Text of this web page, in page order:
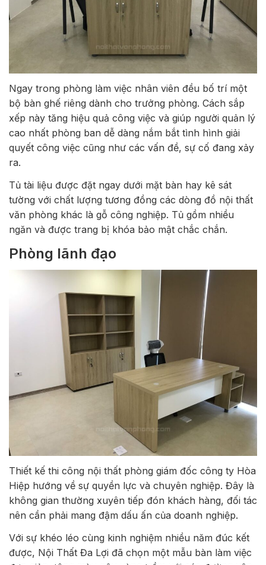
Ngay trong phòng làm việc nhân viên đều bố trí một
bộ bàn ghế riêng dành cho trưởng phòng. Cách sắp
xếp này tăng hiệu quả công việc và giúp người quản lý
cao nhất phòng ban dễ dàng nắm bắt tình hình giải
quyết công việc cũng như các vấn đề, sự cố đang xảy
ra.
Tủ tài liệu được đặt ngay dưới mặt bàn hay kê sát
tường với chất lượng tương đồng các dòng đồ nội thất
văn phòng khác là gỗ công nghiệp. Tủ gồm nhiều
ngăn và được trang bị khóa bảo mật chắc chắn.
Phòng lãnh đạo
Thiết kế thi công nội thất phòng giám đốc công ty Hòa
Hiệp hướng về sự quyền lực và chuyên nghiệp. Đây là
không gian thường xuyên tiếp đón khách hàng, đối tác
nên cần phải mang đậm dấu ấn của doanh nghiệp.
Với sự khéo léo cùng kinh nghiệm nhiều năm đúc kết
được, Nội Thất Đa Lợi đã chọn một mẫu bàn làm việc